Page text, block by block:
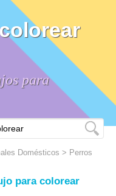
para
Domésticos > Perros
para colorear